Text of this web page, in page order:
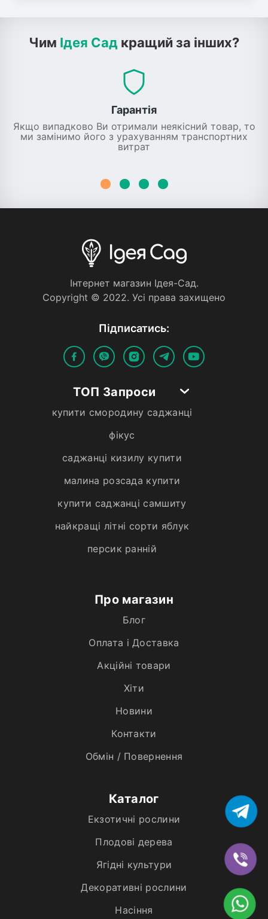
Чим Ідея Сад кращий за інших?
Гарантія
Якщо випадково Ви отримали неякісний товар, то
ми замінимо його з урахуванням транспортних
витрат
Iнтернет магазин Iдея-Сад.
Copyright © 2022. Усi права захищено
Пiдписатись:
ТОП Запроси
купити смородину саджанці
фікус
саджанці кизилу купити
малина розсада купити
купити саджанці самшиту
найкращі літні сорти яблук
персик ранній
Про магазин
Блог
Оплата і Доставка
Акційні товари
Хiти
Новини
Контакти
Обмін / Повернення
Каталог
Екзотичні рослини
Плодові дерева
Ягідні культури
Декоративні рослини
Насіння